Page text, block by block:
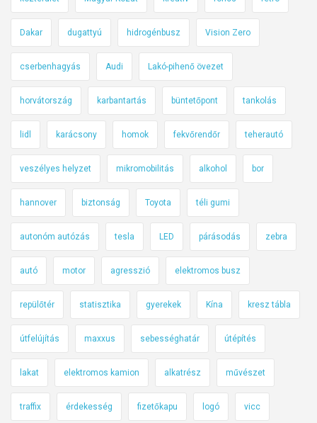
Dakar dugattyú hidrogénbusz Vision Zero
cserbenhagyás Audi Lakó-pihenő övezet
horvátország karbantartás büntetőpont tankolás
lidl karácsony homok fekvőrendőr teherautó
veszélyes helyzet mikromobilitás alkohol bor
hannover biztonság Toyota téli gumi
autonóm autózás tesla LED párásodás zebra
autó motor agresszió elektromos busz
repülőtér statisztika gyerekek Kína kresz tábla
útfelújítás maxxus sebességhatár útépítés
lakat elektromos kamion alkatrész művészet
traffix érdekesség fizetőkapu logó vicc